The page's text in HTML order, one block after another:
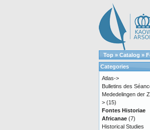
Top » Catalog »
Categories
Atlas->
Bulletins des
Mededelingen der
> (15)
Fontes Historiae
Africanae (7)
Historical Studies